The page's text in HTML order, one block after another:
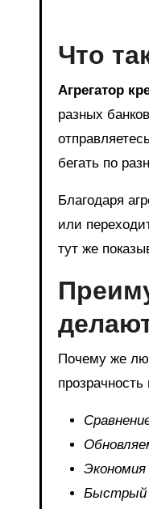
Что
Агрегатор
разных
бегать по
Благодаря
или
тут же
Почему же
Быстрый